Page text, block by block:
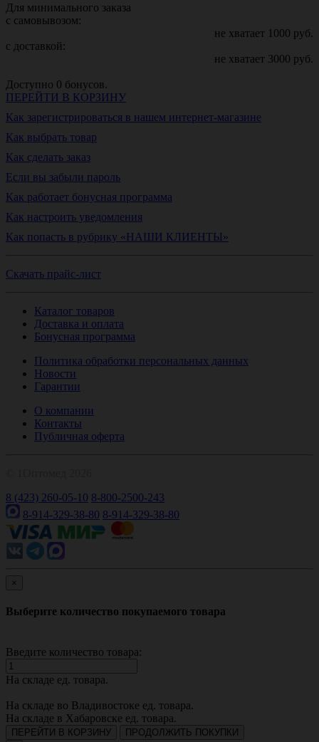
Для минимального заказа
с самовывозом:
не хватает 1000 руб.
с доставкой:
не хватает 3000 руб.
Доступно 0 бонусов.
ПЕРЕЙТИ В КОРЗИНУ
Как зарегистрироваться в нашем интернет-магазине
Как выбрать товар
Как сделать заказ
Если вы забыли пароль
Как работает бонусная программа
Как настроить уведомления
Как попасть в рубрику «НАШИ КЛИЕНТЫ»
Скачать прайс-лист
Каталог товаров
Доставка и оплата
Бонусная программа
Политика обработки персональных данных
Новости
Гарантии
О компании
Контакты
Публичная оферта
8 (423) 260-05-10 8-800-2500-243
8-914-329-38-80 8-914-329-38-80
×
Выберите количество покупаемого товара
Введите количество товара:
На складе ед. товара.
На складе во Владивостоке ед. товара.
На складе в Хабаровске ед. товара.
ПЕРЕЙТИ В КОРЗИНУ ПРОДОЛЖИТЬ ПОКУПКИ